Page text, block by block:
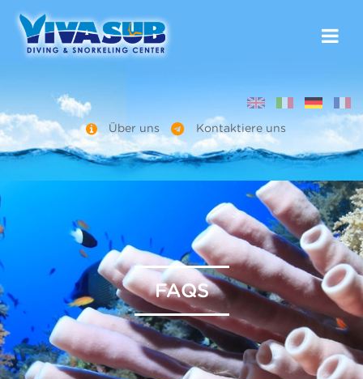
Über uns Kontaktiere uns
FAQS